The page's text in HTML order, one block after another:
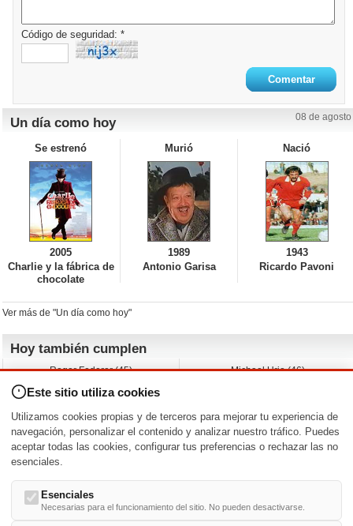
Código de seguridad: *
Un día como hoy 08 de agosto
Se estrenó
2005
Charlie y la fábrica de
chocolate
Murió
1989
Antonio Garisa
Nació
1943
Ricardo Pavoni
Ver más de "Un día como hoy"
Hoy también cumplen
Roger Federer (45)
Dustin Hoffman (89)
Martin Brest (75)
Adam Roarke (89)
Michael Urie (46)
Jimmy Jean-Louis (58)
Ken Baumann (37)
Nacimientos y estrenos en la fecha
DD/MM /
Este sitio utiliza cookies
Utilizamos cookies propias y de terceros para mejorar tu experiencia de
navegación, personalizar el contenido y analizar nuestro tráfico. Puedes
aceptar todas las cookies, configurar tus preferencias o rechazar las no
esenciales.
Esenciales
Necesarias para el funcionamiento del sitio. No pueden desactivarse.